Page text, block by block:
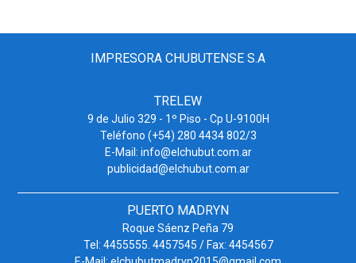
IMPRESORA CHUBUTENSE S.A
TRELEW
9 de Julio 329 - 1º Piso - Cp U-9100H
Teléfono (+54) 280 4434 802/3
E-Mail: info@elchubut.com.ar
publicidad@elchubut.com.ar
PUERTO MADRYN
Roque Sáenz Peña 79
Tel: 4455555. 4457545 / Fax: 4454567